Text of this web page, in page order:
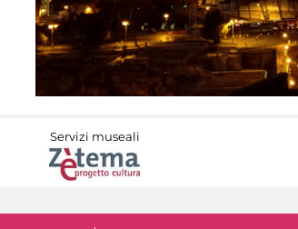
Servizi museali